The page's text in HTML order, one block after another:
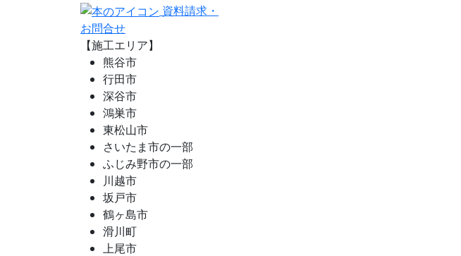
資料請求・
お問合せ
【施工エリア】
熊谷市
行田市
深谷市
鴻巣市
東松山市
さいたま市の一部
ふじみ野市の一部
川越市
坂戸市
鶴ヶ島市
滑川町
上尾市